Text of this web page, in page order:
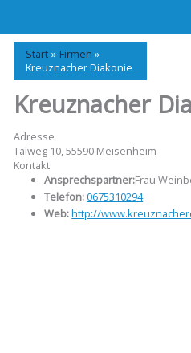
springen
Start
Firmen
Kreuznacher Diakonie
Kreuznacher
Adresse
Talweg 10, 55590 Meisenheim
Kontakt
Ansprechspartner:Frau
Telefon:0675310294
Web:http://